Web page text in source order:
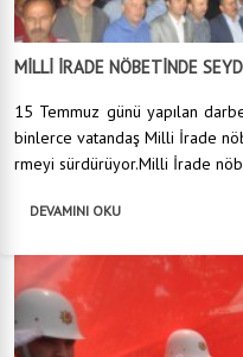
MİLLİ İRADE NÖBETİNDE
15 Temmuz günü yapılan
binlerce vatandaş Milli İrade
rmeyi sürdürüyor.Milli İrade
DEVAMINI OKU